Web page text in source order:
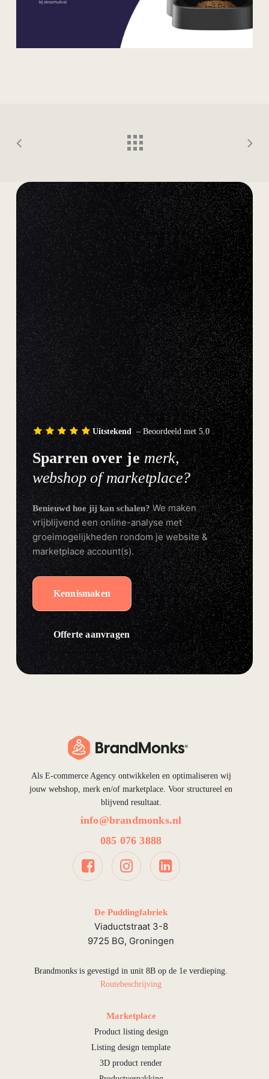
Uitstekend– Beoordeeld met 5.0
Sparren over jemerk,
webshop of marketplace?
Benieuwd hoe jij kan schalen?We maken
vrijblijvend een online-analyse met
groeimogelijkheden rondom je website &
marketplace account(s).
Kennismaken
Offerte aanvragen
Als E-commerce Agency ontwikkelen en optimaliseren wij
jouw webshop, merk en/of marketplace. Voor structureel en
blijvend resultaat.
info@brandmonks.nl
085 076 3888
De Puddingfabriek
Viaductstraat 3-8
9725 BG, Groningen
Brandmonks is gevestigd in unit 8B op de 1e verdieping.
Routebeschrijving
Marketplace
Product listing design
Listing design template
3D product render